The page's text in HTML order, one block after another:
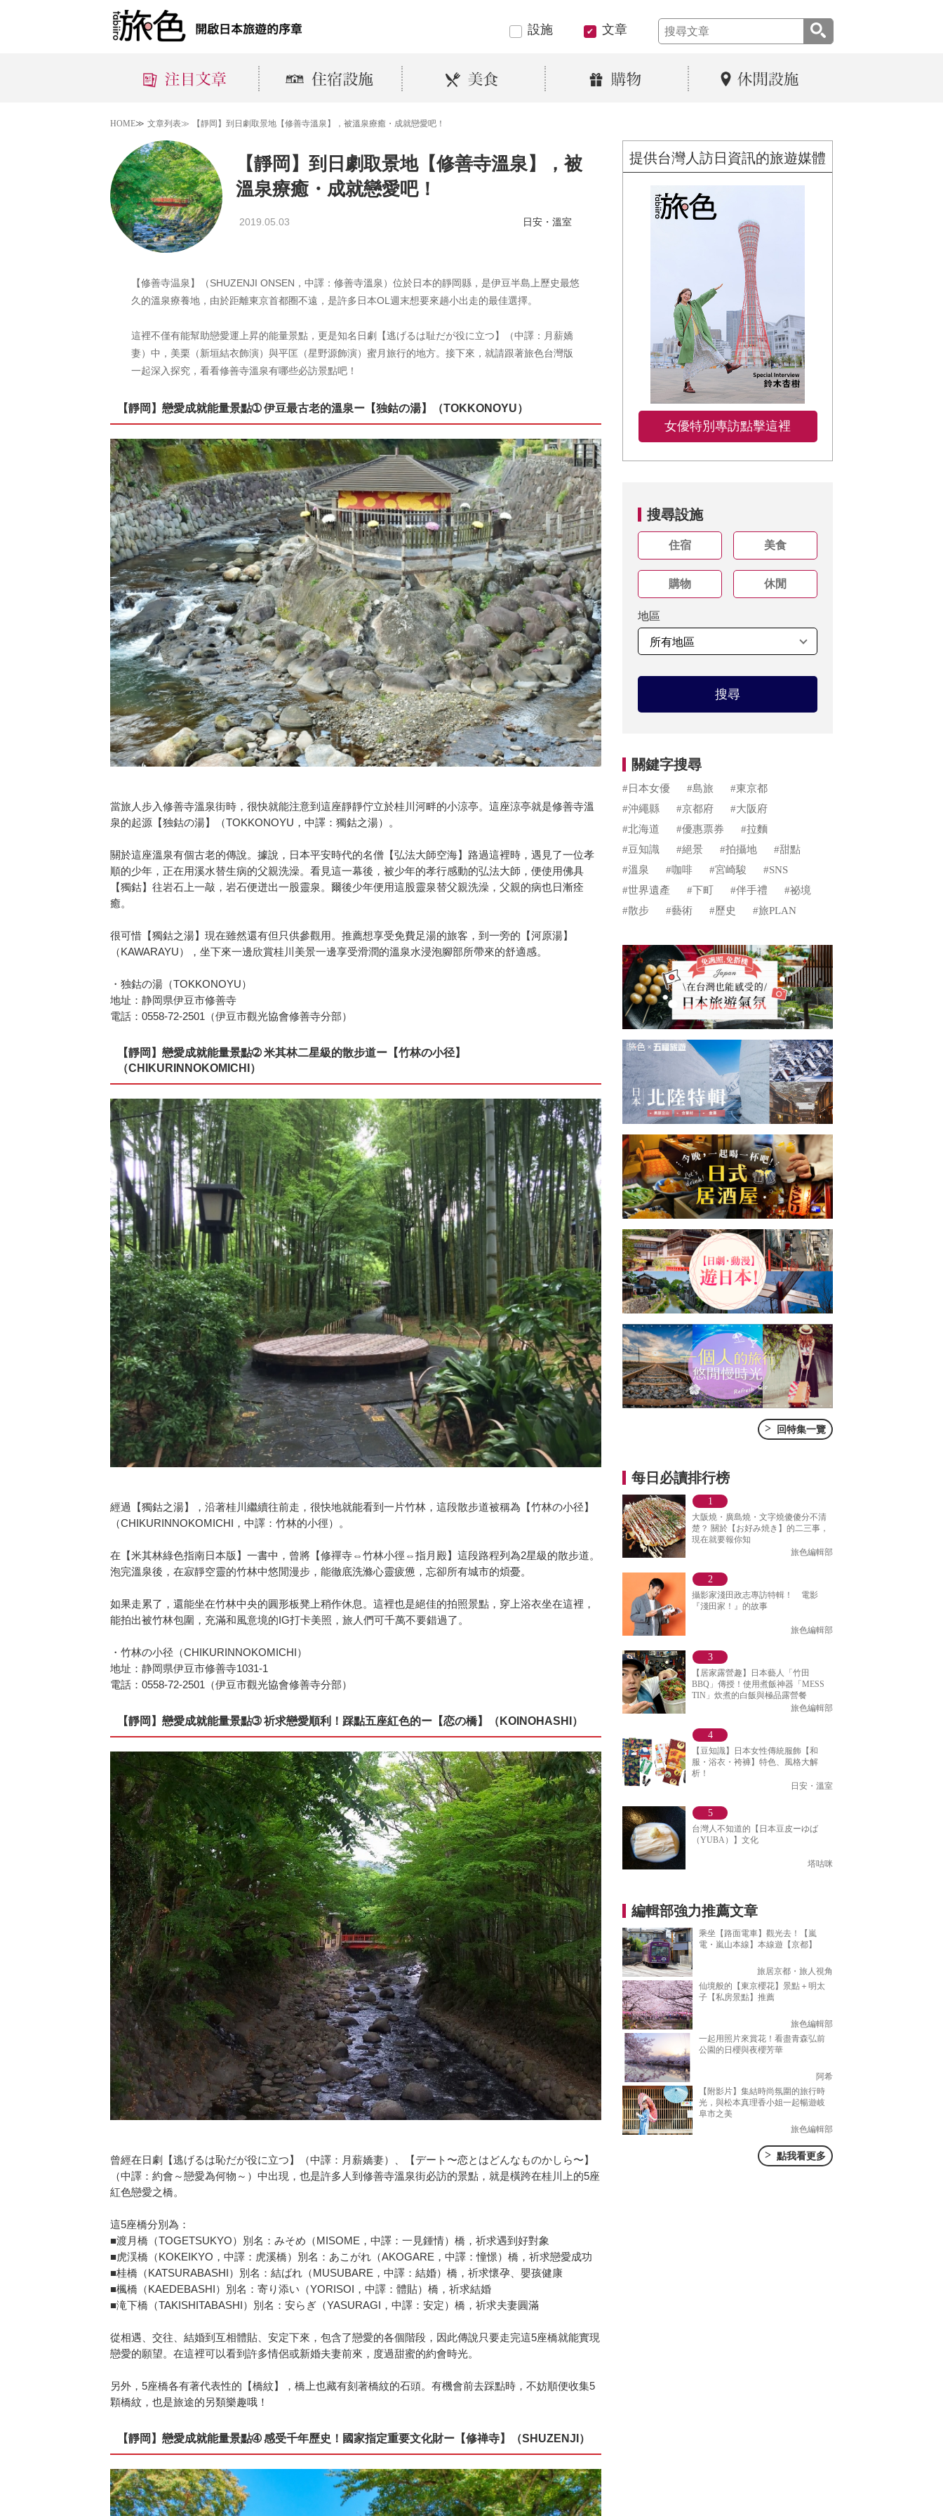
設施 文章
HOME≫ 文章列表≫ 【靜岡】到日劇取景地【修善寺溫泉】，被溫泉療癒・成就戀愛吧！
【靜岡】到日劇取景地【修善寺溫泉】，被
溫泉療癒・成就戀愛吧！
2019.05.03 日安・溫室
【修善寺温泉】（SHUZENJI ONSEN，中譯：修善寺溫泉）位於日本的靜岡縣，是伊豆半島上歷史最悠
久的溫泉療養地，由於距離東京首都圈不遠，是許多日本OL週末想要來趟小出走的最佳選擇。
這裡不僅有能幫助戀愛運上昇的能量景點，更是知名日劇【逃げるは耻だが役に立つ】（中譯：月薪嬌
妻）中，美栗（新垣結衣飾演）與平匡（星野源飾演）蜜月旅行的地方。接下來，就請跟著旅色台灣版
一起深入探究，看看修善寺溫泉有哪些必訪景點吧！
【靜岡】戀愛成就能量景點➀ 伊豆最古老的溫泉ー【独鈷の湯】（TOKKONOYU）
當旅人步入修善寺溫泉街時，很快就能注意到這座靜靜佇立於桂川河畔的小涼亭。這座涼亭就是修善寺溫
泉的起源【独鈷の湯】（TOKKONOYU，中譯：獨鈷之湯）。
關於這座溫泉有個古老的傳說。據說，日本平安時代的名僧【弘法大師空海】路過這裡時，遇見了一位孝
順的少年，正在用溪水替生病的父親洗澡。看見這一幕後，被少年的孝行感動的弘法大師，便使用佛具
【獨鈷】往岩石上一敲，岩石便迸出一股靈泉。爾後少年便用這股靈泉替父親洗澡，父親的病也日漸痊
癒。
很可惜【獨鈷之湯】現在雖然還有但只供參觀用。推薦想享受免費足湯的旅客，到一旁的【河原湯】
（KAWARAYU），坐下來一邊欣賞桂川美景一邊享受滑潤的溫泉水浸泡腳部所帶來的舒適感。
・独鈷の湯（TOKKONOYU）
地址：静岡県伊豆市修善寺
電話：0558-72-2501（伊豆市觀光協會修善寺分部）
【靜岡】戀愛成就能量景點➁ 米其林二星級的散步道ー【竹林の小径】
（CHIKURINNOKOMICHI）
經過【獨鈷之湯】，沿著桂川繼續往前走，很快地就能看到一片竹林，這段散步道被稱為【竹林の小径】
（CHIKURINNOKOMICHI，中譯：竹林的小徑）。
在【米其林綠色指南日本版】一書中，曾將【修禪寺⇔竹林小徑⇔指月殿】這段路程列為2星級的散步道。
泡完溫泉後，在寂靜空靈的竹林中悠閒漫步，能徹底洗滌心靈疲憊，忘卻所有城市的煩憂。
如果走累了，還能坐在竹林中央的圓形板凳上稍作休息。這裡也是絕佳的拍照景點，穿上浴衣坐在這裡，
能拍出被竹林包圍，充滿和風意境的IG打卡美照，旅人們可千萬不要錯過了。
・竹林の小径（CHIKURINNOKOMICHI）
地址：静岡県伊豆市修善寺1031-1
電話：0558-72-2501（伊豆市觀光協會修善寺分部）
【靜岡】戀愛成就能量景點➂ 祈求戀愛順利！踩點五座紅色的ー【恋の橋】（KOINOHASHI）
曾經在日劇【逃げるは恥だが役に立つ】（中譯：月薪嬌妻）、【デート〜恋とはどんなものかしら〜】
（中譯：約會～戀愛為何物～）中出現，也是許多人到修善寺溫泉街必訪的景點，就是橫跨在桂川上的5座
紅色戀愛之橋。
這5座橋分別為：
■渡月橋（TOGETSUKYO）別名：みそめ（MISOME，中譯：一見鍾情）橋，祈求遇到好對象
■虎渓橋（KOKEIKYO，中譯：虎溪橋）別名：あこがれ（AKOGARE，中譯：憧憬）橋，祈求戀愛成功
■桂橋（KATSURABASHI）別名：結ばれ（MUSUBARE，中譯：結婚）橋，祈求懷孕、嬰孩健康
■楓橋（KAEDEBASHI）別名：寄り添い（YORISOI，中譯：體貼）橋，祈求結婚
■滝下橋（TAKISHITABASHI）別名：安らぎ（YASURAGI，中譯：安定）橋，祈求夫妻圓滿
從相遇、交往、結婚到互相體貼、安定下來，包含了戀愛的各個階段，因此傳說只要走完這5座橋就能實現
戀愛的願望。在這裡可以看到許多情侶或新婚夫妻前來，度過甜蜜的約會時光。
另外，5座橋各有著代表性的【橋紋】，橋上也藏有刻著橋紋的石頭。有機會前去踩點時，不妨順便收集5
顆橋紋，也是旅途的另類樂趣哦！
【靜岡】戀愛成就能量景點➃ 感受千年歷史！國家指定重要文化財ー【修禅寺】（SHUZENJI）
提供台灣人訪日資訊的旅遊媒體
女優特別專訪點擊這裡
搜尋設施
住宿 美食
購物 休閒
地區
搜尋
關鍵字搜尋
#日本女優 #島旅
#東京都
#沖繩縣
#京都府
#大阪府
#北海道
#優惠票券
#拉麵
#豆知識
#絕景 #拍攝地
#甜點
#溫泉
#咖啡 #宮崎駿
#SNS
#世界遺產
#下町 #伴手禮
#祕境
#散步
#藝術 #歷史 #旅PLAN
> 回特集一覽
每日必讀排行榜
大阪燒・廣島燒・文字燒傻傻分不清
楚？ 關於【お好み焼き】的二三事，
現在就要報你知
旅色編輯部
攝影家淺田政志專訪特輯！ 電影
『淺田家！』的故事
旅色編輯部
【居家露營趣】日本藝人「竹田
BBQ」傳授！使用煮飯神器「MESS
TIN」炊煮的白飯與極品露營餐
旅色編輯部
【豆知識】日本女性傳統服飾【和
服・浴衣・袴褲】特色、風格大解
析！
日安・溫室
台灣人不知道的【日本豆皮ーゆば
（YUBA）】文化
塔咕咪
編輯部強力推薦文章
乘坐【路面電車】觀光去！【嵐
電・嵐山本線】本線遊【京都】
旅居京都・旅人視角
仙境般的【東京櫻花】景點＋明太
子【私房景點】推薦
旅色編輯部
一起用照片來賞花！看盡青森弘前
公園的日櫻與夜櫻芳華
阿希
【附影片】集結時尚氛圍的旅行時
光，與松本真理香小姐一起暢遊岐
阜市之美
旅色編輯部
> 點我看更多